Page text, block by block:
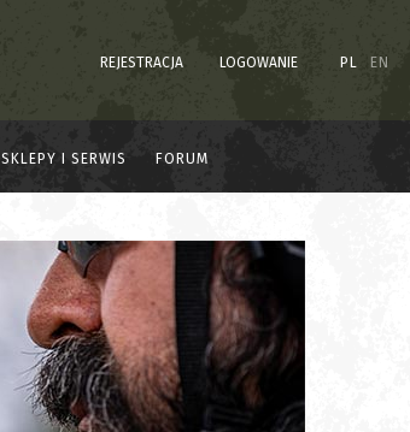
REJESTRACJA LOGOWANIE PL EN
SKLEPY I SERWIS FORUM